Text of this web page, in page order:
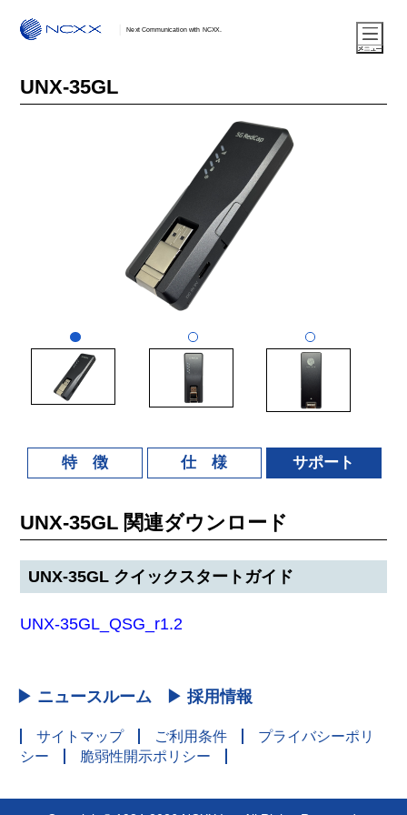
Next Communication with NCXX.
UNX-35GL
特 徴 仕 様 サポート
UNX-35GL 関連ダウンロード
UNX-35GL クイックスタートガイド
UNX-35GL_QSG_r1.2
▶ ニュースルーム ▶ 採用情報
サイトマップ ご利用条件
プライバシーポリ
シー
脆弱性開示ポリシー